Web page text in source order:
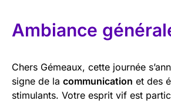
Ambiance
Chers Gémeaux, cette journée
signe de la communication et des
stimulants. Votre esprit vif est